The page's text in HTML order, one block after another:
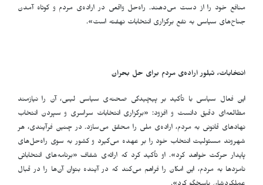
منافع خود را از دست می‌دهند. راه‌حل واقعی در اراده‌ی مردم و کوتاه آمدن
جناح‌های سیاسی به نفع برگزاری انتخابات نهفته است».
انتخابات، تبلور اراده‌ی مردم برای حل بحران
این فعال سیاسی با تأکید بر پیچیدگی صحنه‌ی سیاسی لیبی، آن را نیازمند
مطالعه‌ای دقیق دانست و افزود: «برگزاری انتخابات سراسری و سپردن انتخاب
نهادهای قانونی به مردم، اراده‌ی ملی را محقق می‌سازد. در چنین فرآیندی، هر
شهروند مسئولیت انتخاب خود را بر عهده می‌گیرد و کشور به سوی راه‌حل‌های
پایدار حرکت خواهد کرد». او تأکید کرد که ارائه‌ی شفاف «برنامه‌های انتخاباتی
نامزدها به مردم، این امکان را فراهم می‌کند که در آینده بتوان آن‌ها را در قبال